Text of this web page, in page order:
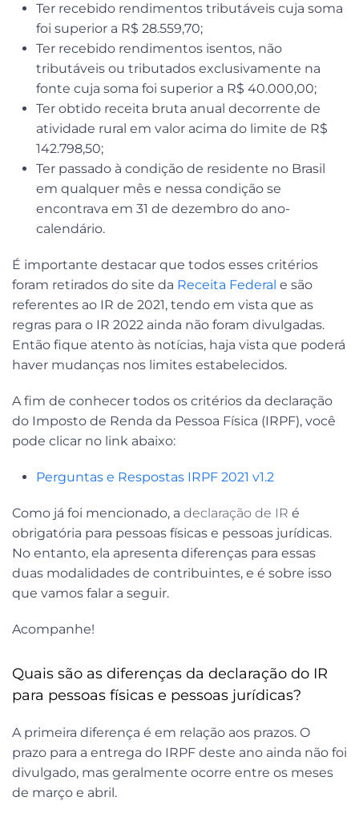
Ter recebido rendimentos tributáveis cuja soma
foi superior a R$ 28.559,70;
Ter recebido rendimentos isentos, não
tributáveis ou tributados exclusivamente na
fonte cuja soma foi superior a R$ 40.000,00;
Ter obtido receita bruta anual decorrente de
atividade rural em valor acima do limite de R$
142.798,50;
Ter passado à condição de residente no Brasil
em qualquer mês e nessa condição se
encontrava em 31 de dezembro do ano-
calendário.
É importante destacar que todos esses critérios
foram retirados do site da Receita Federal e são
referentes ao IR de 2021, tendo em vista que as
regras para o IR 2022 ainda não foram divulgadas.
Então fique atento às notícias, haja vista que poderá
haver mudanças nos limites estabelecidos.
A fim de conhecer todos os critérios da declaração
do Imposto de Renda da Pessoa Física (IRPF), você
pode clicar no link abaixo:
Perguntas e Respostas IRPF 2021 v1.2
Como já foi mencionado, a declaração de IR é
obrigatória para pessoas físicas e pessoas jurídicas.
No entanto, ela apresenta diferenças para essas
duas modalidades de contribuintes, e é sobre isso
que vamos falar a seguir.
Acompanhe!
Quais são as diferenças da declaração do IR
para pessoas físicas e pessoas jurídicas?
A primeira diferença é em relação aos prazos. O
prazo para a entrega do IRPF deste ano ainda não foi
divulgado, mas geralmente ocorre entre os meses
de março e abril.